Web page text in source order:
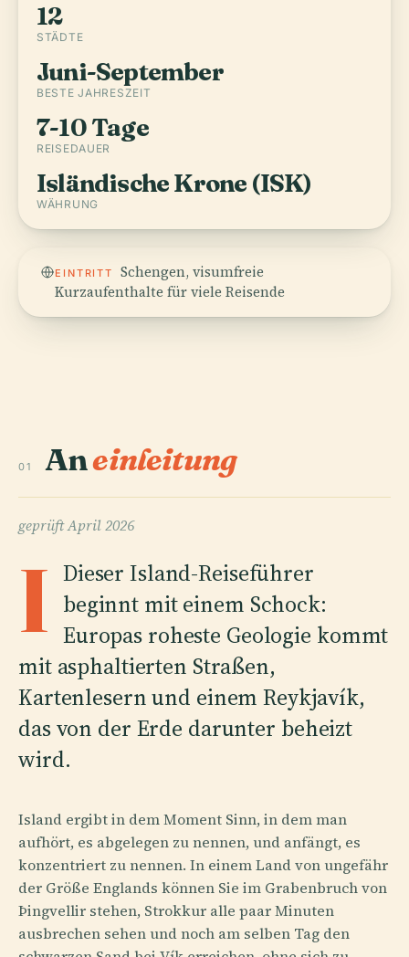
12
STÄDTE
Juni-September
BESTE JAHRESZEIT
7-10 Tage
REISEDAUER
Isländische Krone (ISK)
WÄHRUNG
EINTRITT
Schengen, visumfreie
Kurzaufenthalte für viele Reisende
01 Aneinleitung
geprüftApril 2026
I Dieser Island-Reiseführer
beginnt mit einem Schock:
Europas roheste Geologie kommt
mit asphaltierten Straßen,
Kartenlesern und einem Reykjavík,
das von der Erde darunter beheizt
wird.
Island ergibt in dem Moment Sinn, in dem man
aufhört, es abgelegen zu nennen, und anfängt, es
konzentriert zu nennen. In einem Land von ungefähr
der Größe Englands können Sie im Grabenbruch von
Þingvellir stehen, Strokkur alle paar Minuten
ausbrechen sehen und noch am selben Tag den